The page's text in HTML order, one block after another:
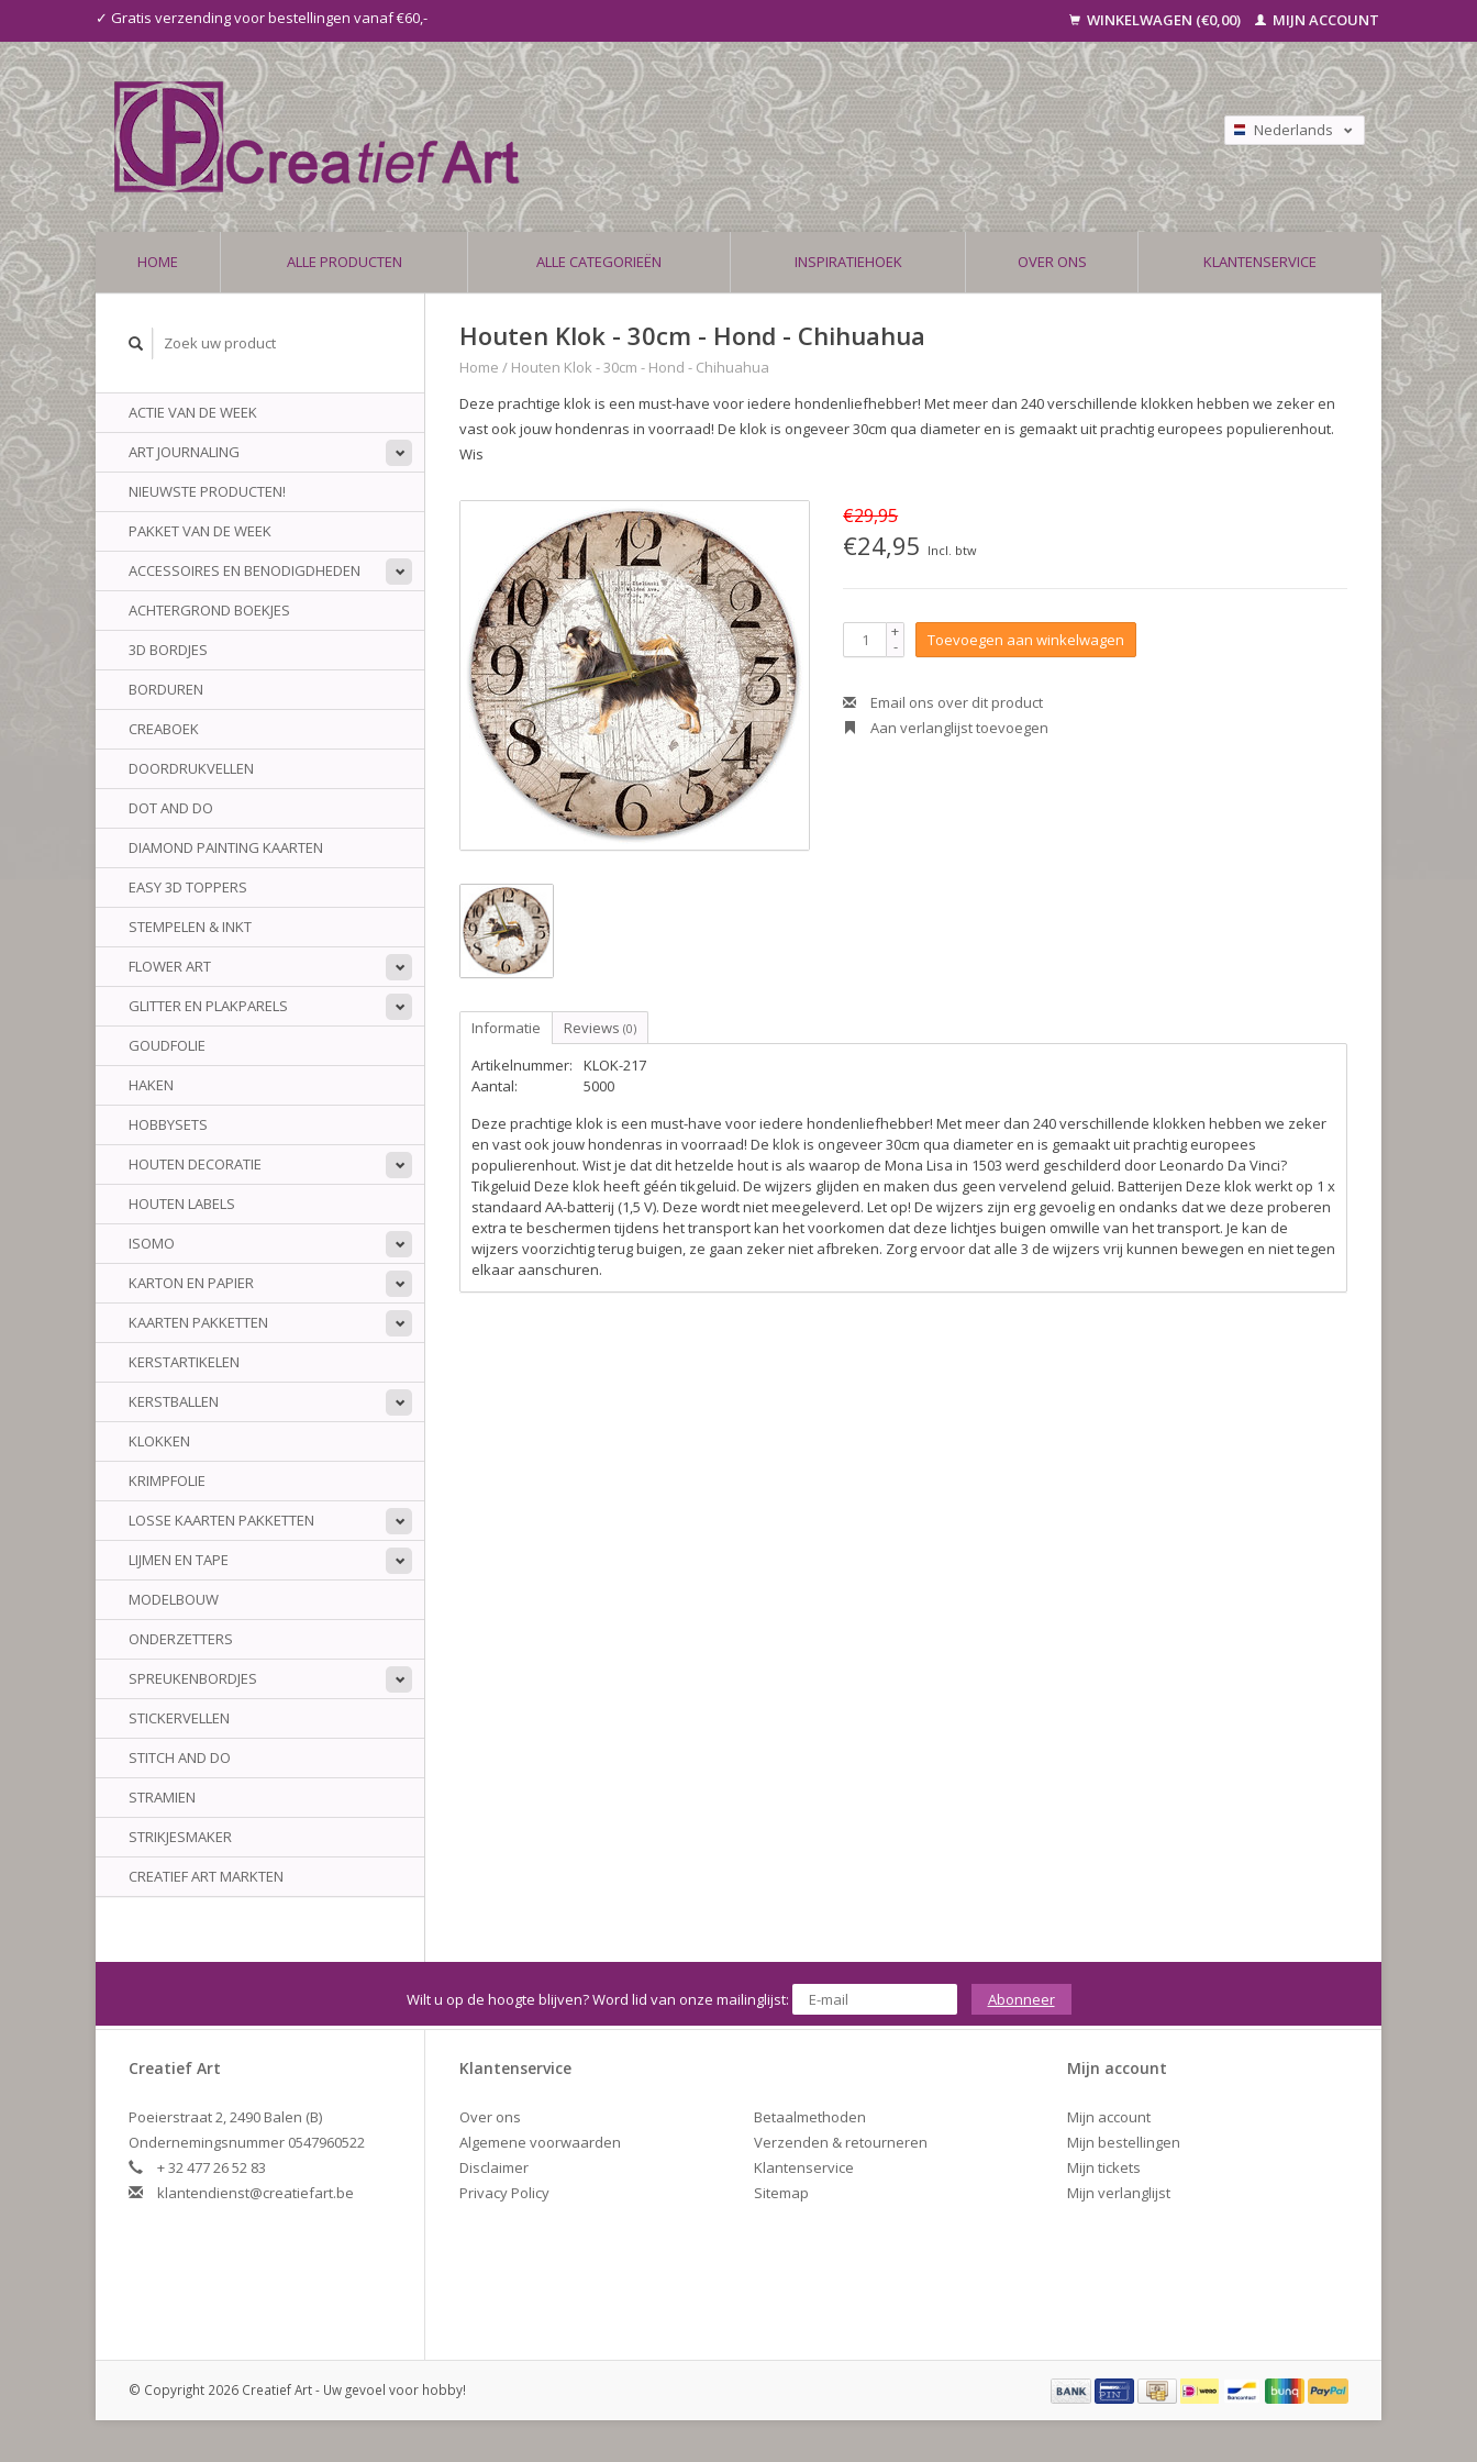
✓ Gratis verzending voor bestellingen vanaf €60,- WINKELWAGEN (€0,00) MIJN ACCOUNT
Nederlands
Deutsch
Français
HOME ALLE PRODUCTEN ALLE CATEGORIEËN INSPIRATIEHOEK OVER ONS KLANTENSERVICE
ACTIE VAN DE WEEK
ART JOURNALING
NIEUWSTE PRODUCTEN!
PAKKET VAN DE WEEK
ACCESSOIRES EN BENODIGDHEDEN
ACHTERGROND BOEKJES
3D BORDJES
BORDUREN
CREABOEK
DOORDRUKVELLEN
DOT AND DO
DIAMOND PAINTING KAARTEN
EASY 3D TOPPERS
STEMPELEN & INKT
FLOWER ART
GLITTER EN PLAKPARELS
GOUDFOLIE
HAKEN
HOBBYSETS
HOUTEN DECORATIE
HOUTEN LABELS
ISOMO
KARTON EN PAPIER
KAARTEN PAKKETTEN
KERSTARTIKELEN
KERSTBALLEN
KLOKKEN
KRIMPFOLIE
LOSSE KAARTEN PAKKETTEN
LIJMEN EN TAPE
MODELBOUW
ONDERZETTERS
SPREUKENBORDJES
STICKERVELLEN
STITCH AND DO
STRAMIEN
STRIKJESMAKER
CREATIEF ART MARKTEN
Houten Klok - 30cm - Hond - Chihuahua
Home / Houten Klok - 30cm - Hond - Chihuahua
Deze prachtige klok is een must-have voor iedere hondenliefhebber! Met meer dan 240 verschillende klokken hebben we zeker en
vast ook jouw hondenras in voorraad! De klok is ongeveer 30cm qua diameter en is gemaakt uit prachtig europees populierenhout.
Wis
€29,95
€24,95 Incl. btw
+
- Toevoegen aan winkelwagen
Email ons over dit product
Aan verlanglijst toevoegen
Informatie Reviews (0)
Artikelnummer:
KLOK-217
Aantal:
5000
Deze prachtige klok is een must-have voor iedere hondenliefhebber! Met meer dan 240 verschillende klokken hebben we zeker
en vast ook jouw hondenras in voorraad! De klok is ongeveer 30cm qua diameter en is gemaakt uit prachtig europees
populierenhout. Wist je dat dit hetzelde hout is als waarop de Mona Lisa in 1503 werd geschilderd door Leonardo Da Vinci?
Tikgeluid Deze klok heeft géén tikgeluid. De wijzers glijden en maken dus geen vervelend geluid. Batterijen Deze klok werkt op 1 x
standaard AA-batterij (1,5 V). Deze wordt niet meegeleverd. Let op! De wijzers zijn erg gevoelig en ondanks dat we deze proberen
extra te beschermen tijdens het transport kan het voorkomen dat deze lichtjes buigen omwille van het transport. Je kan de
wijzers voorzichtig terug buigen, ze gaan zeker niet afbreken. Zorg ervoor dat alle 3 de wijzers vrij kunnen bewegen en niet tegen
elkaar aanschuren.
Wilt u op de hoogte blijven? Word lid van onze mailinglijst: Abonneer
Creatief Art
Poeierstraat 2, 2490 Balen (B)
Ondernemingsnummer 0547960522
+ 32 477 26 52 83
klantendienst@creatiefart.be
Klantenservice
Over ons
Algemene voorwaarden
Disclaimer
Privacy Policy
Betaalmethoden
Verzenden & retourneren
Klantenservice
Sitemap
Mijn account
Mijn account
Mijn bestellingen
Mijn tickets
Mijn verlanglijst
© Copyright 2026 Creatief Art - Uw gevoel voor hobby!